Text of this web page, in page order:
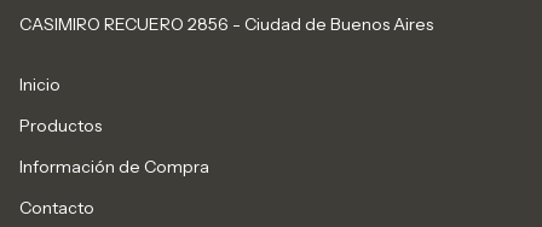
CASIMIRO RECUERO 2856 - Ciudad de Buenos Aires
Inicio
Productos
Información de Compra
Contacto